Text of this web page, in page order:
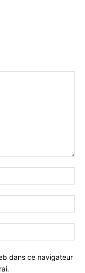
dans ce navigateur